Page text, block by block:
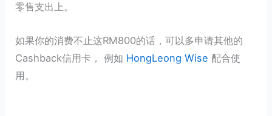
零售支出上。
如果你的消费不止这RM800的话，可以多申请其他的
Cashback信用卡， 例如 HongLeong Wise 配合使
用。